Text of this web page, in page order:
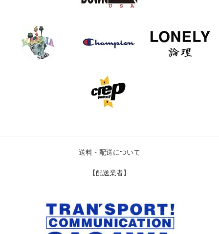
送料・配送について
【配送業者】